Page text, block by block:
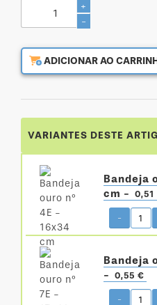
+
-
ADICIONAR AO
VARIANTES DESTE
Bandeja
cm -
0,51
-
Bandeja
-
0,55 €
-